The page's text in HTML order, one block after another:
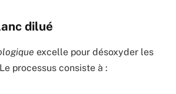
dilué
excelle pour désoxyder les
processus consiste à :